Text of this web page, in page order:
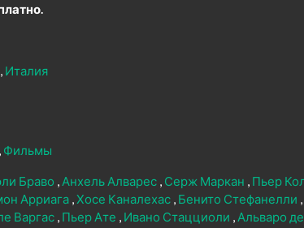
Италия
Фильмы
Браво Анхель Алварес Серж Маркан
Пьер
Арриага Хосе Каналехас Бенито Стефанелли
Варгас Пьер Ате Ивано Стацциоли
Альваро